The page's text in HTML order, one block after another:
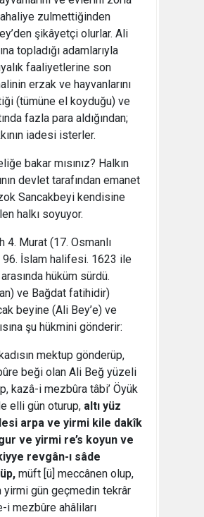
ahaliye zulmettiğinden
şikâyetçi olurlar. Ali
topladığı adamlarıyla
faaliyetlerine son
erzak ve hayvanlarını
(tümüne el koyduğu) ve
fazla para aldığından;
iadesi isterler.
bakar mısınız? Halkın
devlet tarafından emanet
Sancakbeyi kendisine
halkı soyuyor.
4. Murat (17. Osmanlı
96. İslam halifesi. 1623 ile
hüküm sürdü.
ve Bağdat fatihidir)
beyine (Ali Bey’e) ve
şu hükmini gönderir:
mektup gönderüp,
beği olan Ali Beğ yüzeli
kazâ-i mezbûra tâbi’ Öyük
elli gün oturup, altı yüz
arpa ve yirmi kile dakîk
ve yirmi re’s koyun ve
revgân-ı sâde
müft [ü] meccânen olup,
yirmi gün geçmedin tekrâr
i mezbûre ahâliları